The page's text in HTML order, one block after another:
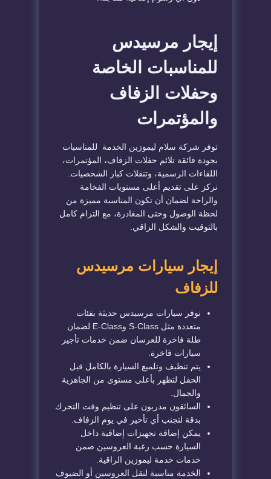
إيجار مرسيدس
للمناسبات الخاصة
وحفلات الزفاف
والمؤتمرات
توفر شركة سلام ليموزين الخدمة للمناسبات
بجودة فائقة تلائم حفلات الزفاف، المؤتمرات،
اللقاءات الرسمية، وتنقلات كبار الشخصيات.
نركز على تقديم أعلى مستويات الفخامة
والراحة لضمان أن تكون المناسبة مميزة من
لحظة الوصول وحتى المغادرة، مع التزام كامل
بالتوقيت والشكل الراقي.
إيجار سيارات مرسيدس
للزفاف
نوفر سيارات مرسيدس حديثة بفئات
متعددة مثل S-Class وE-Class لضمان
طلة فاخرة للعرسان ضمن خدمات تأجير
سيارات فاخرة.
يتم تنظيف وتلميع السيارة بالكامل قبل
الحفل لتظهر بأعلى مستوى من الجاهزية
والجمال.
السائقون مدربون على تنظيم وقت التحرك
بدقة لتجنب أي تأخير في يوم الزفاف.
يمكن إضافة تجهيزات إضافية داخل
السيارة حسب رغبة العروسين ضمن
خدمات خدمة ليموزين الراقية.
الخدمة مناسبة لنقل العروسين أو الضيوف